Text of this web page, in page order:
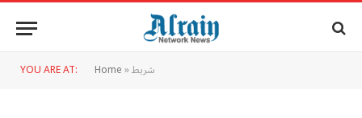
YOU ARE AT: Home»شريط